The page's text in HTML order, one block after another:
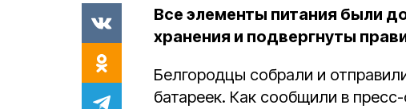
Все элементы питания были
хранения и подвергнуты
Белгородцы собрали и
батареек. Как сообщили в